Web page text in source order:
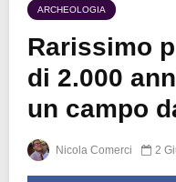
ARCHEOLOGIA
Rarissimo
di 2.000
un campo
Nicola Comerci 2